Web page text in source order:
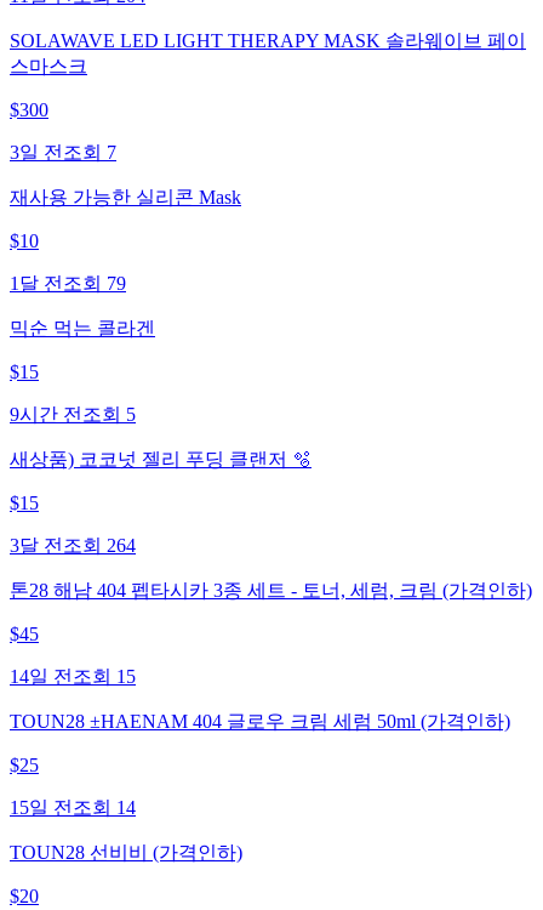
SOLAWAVE LED LIGHT THERAPY MASK 솔라웨이브 페이
스마스크
$300
3일 전 조회 7
재사용 가능한 실리콘 Mask
$10
1달 전 조회 79
믹순 먹는 콜라겐
$15
9시간 전 조회 5
새상품) 코코넛 젤리 푸딩 클랜저 🫧
$15
3달 전 조회 264
톤28 해남 404 펩타시카 3종 세트 - 토너, 세럼, 크림 (가격인하)
$45
14일 전 조회 15
TOUN28 ±HAENAM 404 글로우 크림 세럼 50ml (가격인하)
$25
15일 전 조회 14
TOUN28 선비비 (가격인하)
$20